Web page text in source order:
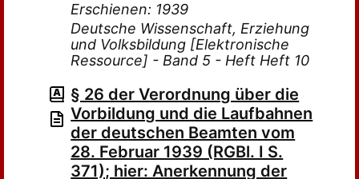
Erschienen: 1939
Deutsche Wissenschaft, Erziehung
und Volksbildung [Elektronische
Ressource] - Band 5 - Heft Heft 10
§ 26 der Verordnung über die
Vorbildung und die Laufbahnen
der deutschen Beamten vom
28. Februar 1939 (RGBl. I S.
371); hier: Anerkennung der